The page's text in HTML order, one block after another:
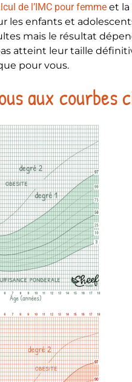
de l’IMC pour femmeet la
les enfants et
mais le résultat
atteint leur taille
pour vous.
aux courbes